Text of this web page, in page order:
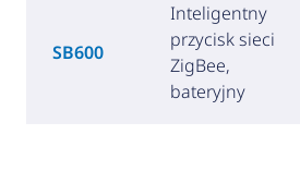
SB600
Inteligentny
przycisk sieci
ZigBee,
bateryjny